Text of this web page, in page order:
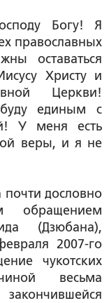
Богу! Я
православных
оставаться
Христу и
Церкви!
единым с
У меня есть
веры, и я не
почти дословно
обращением
(Дзюбана),
2007-го
чукотских
весьма